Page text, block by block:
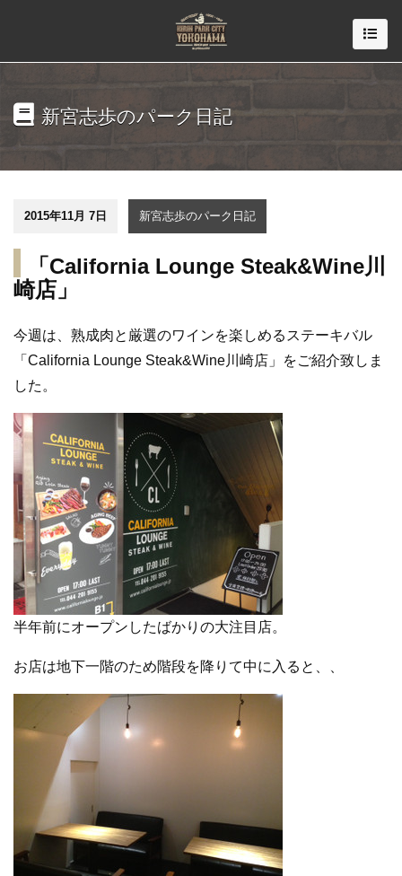
新宮志歩のパーク日記
2015年11月 7日 新宮志歩のパーク日記
「California Lounge Steak&Wine川
崎店」
今週は、熟成肉と厳選のワインを楽しめるステーキバル
「California Lounge Steak&Wine川崎店」をご紹介致しま
した。
半年前にオープンしたばかりの大注目店。
お店は地下一階のため階段を降りて中に入ると、、